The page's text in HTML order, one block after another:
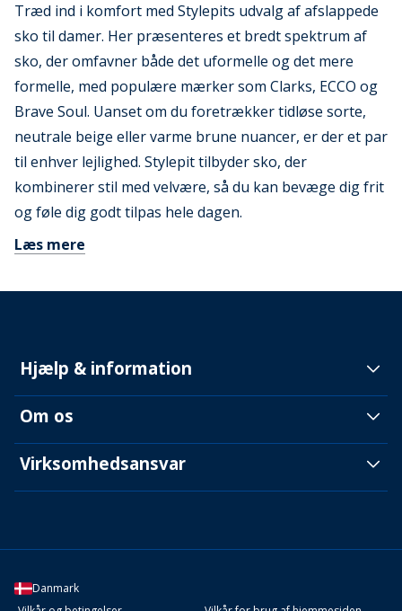
Træd ind i komfort med Stylepits udvalg af afslappede
sko til damer. Her præsenteres et bredt spektrum af
sko, der omfavner både det uformelle og det mere
formelle, med populære mærker som Clarks, ECCO og
Brave Soul. Uanset om du foretrækker tidløse sorte,
neutrale beige eller varme brune nuancer, er der et par
til enhver lejlighed. Stylepit tilbyder sko, der
kombinerer stil med velvære, så du kan bevæge dig frit
og føle dig godt tilpas hele dagen.
Læs mere
Hjælp & information
Om os
Virksomhedsansvar
Danmark